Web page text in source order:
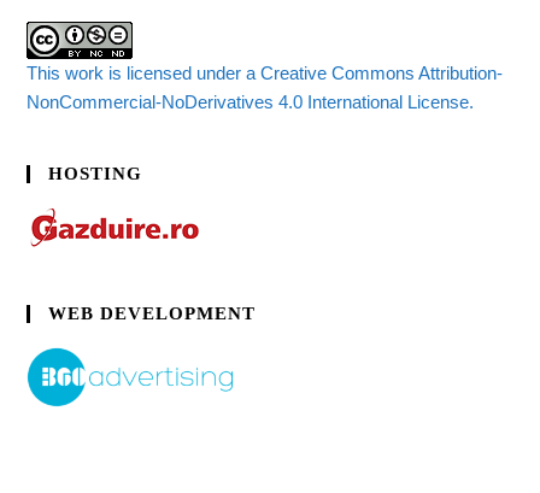
This work is licensed under a Creative Commons Attribution-
NonCommercial-NoDerivatives 4.0 International License.
HOSTING
WEB DEVELOPMENT